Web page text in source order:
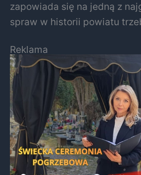
zapowiada się na jedną z
spraw w historii powiatu
Reklama